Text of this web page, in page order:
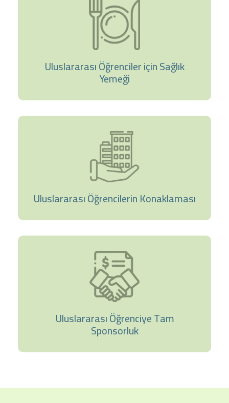
Uluslararası Öğrenciler için Sağlık
Yemeği
Uluslararası Öğrencilerin Konaklaması
Uluslararası Öğrenciye Tam
Sponsorluk